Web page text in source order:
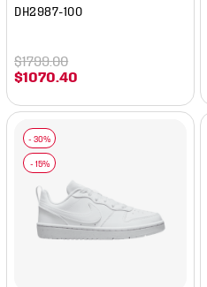
DH2987-100
$1070 .40
$1799.00